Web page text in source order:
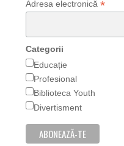
Adresa electronică *
Categorii
Educație
Profesional
Biblioteca Youth
Divertisment